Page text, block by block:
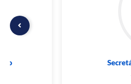
Secretária
Amanda Lara